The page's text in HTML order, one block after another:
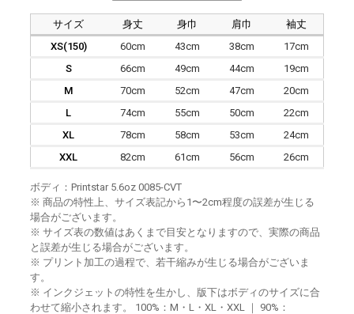
サイズ 身丈 身巾 肩巾
袖丈
XS(150)
60cm 43cm 38cm
17cm
S
66cm 49cm 44cm
19cm
M
70cm 52cm 47cm
20cm
L
74cm 55cm 50cm
22cm
XL
78cm 58cm 53cm
24cm
XXL
82cm 61cm 56cm 26cm
ボディ：Printstar 5.6oz 0085-CVT
※ 商品の特性上、サイズ表記から1〜2cm程度の誤差が生じる
場合がございます。
※ サイズ表の数値はあくまで目安となりますので、実際の商品
と誤差が生じる場合がございます。
※ プリント加工の過程で、若干縮みが生じる場合がございま
す。
※ インクジェットの特性を生かし、版下はボディのサイズに合
わせて縮小されます。 100%：M・L・XL・XXL ｜ 90%：